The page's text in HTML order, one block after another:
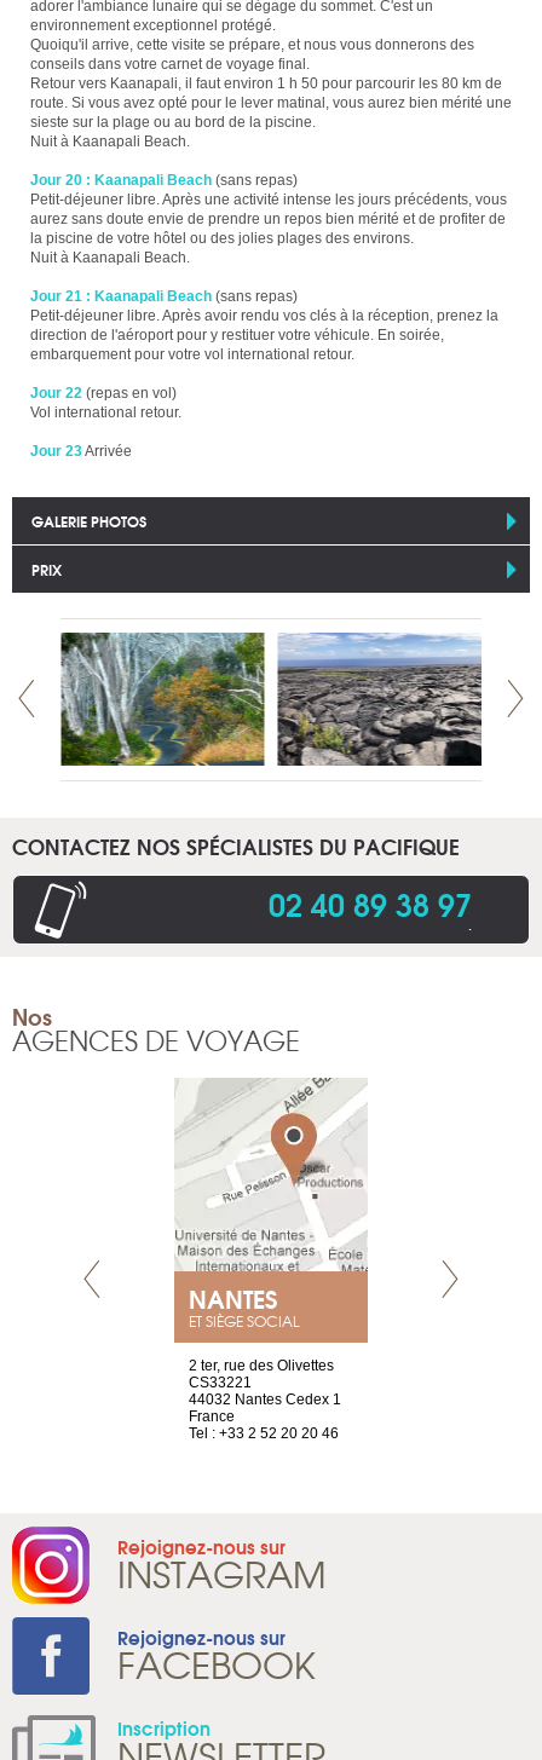
adorer l'ambiance lunaire qui se dégage du sommet. C'est un
environnement exceptionnel protégé.
Quoiqu'il arrive, cette visite se prépare, et nous vous donnerons des
conseils dans votre carnet de voyage final.
Retour vers Kaanapali, il faut environ 1 h 50 pour parcourir les 80 km de
route. Si vous avez opté pour le lever matinal, vous aurez bien mérité une
sieste sur la plage ou au bord de la piscine.
Nuit à Kaanapali Beach.
Jour 20 : Kaanapali Beach (sans repas)
Petit-déjeuner libre. Après une activité intense les jours précédents, vous
aurez sans doute envie de prendre un repos bien mérité et de profiter de
la piscine de votre hôtel ou des jolies plages des environs.
Nuit à Kaanapali Beach.
Jour 21 : Kaanapali Beach (sans repas)
Petit-déjeuner libre. Après avoir rendu vos clés à la réception, prenez la
direction de l'aéroport pour y restituer votre véhicule. En soirée,
embarquement pour votre vol international retour.
Jour 22 (repas en vol)
Vol international retour.
Jour 23Arrivée
GALERIE PHOTOS
PRIX
CONTACTEZ NOS SPÉCIALISTES DU PACIFIQUE
02 40 89 38 97.
Nos
AGENCES DE VOYAGE
NANTES
ET SIÈGE SOCIAL
2 ter, rue des Olivettes
CS33221
44032 Nantes Cedex 1
France
Tel : +33 2 52 20 20 46
Rejoignez-nous sur
INSTAGRAM
Rejoignez-nous sur
FACEBOOK
Inscription